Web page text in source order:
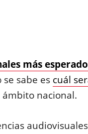
más
sabe es cuál
nacional.